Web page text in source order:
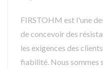
FIRSTOHM est l'une
de concevoir des
les exigences des
fiabilité. Nous sommes